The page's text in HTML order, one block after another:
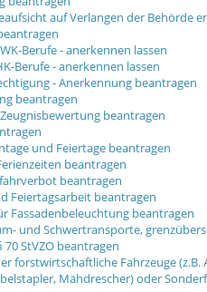
auf Verlangen der Behörde
Berufe - anerkennen lassen
Berufe - anerkennen lassen
- Anerkennung beantragen
beantragen
beantragen
und Feiertage beantragen
beantragen
beantragen
Feiertagsarbeit beantragen
Fassadenbeleuchtung beantragen
und Schwertransporte,
StVZO beantragen
forstwirtschaftliche Fahrzeuge (z.B.
Mähdrescher) oder